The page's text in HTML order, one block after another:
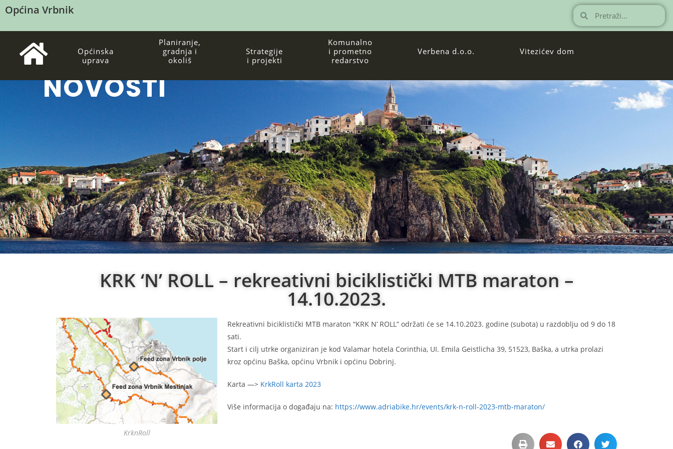
Općina Vrbnik
Općinska
uprava
Planiranje,
gradnja i
okoliš
Strategije
i projekti
Komunalno
i prometno
redarstvo
Verbena d.o.o. Vitezićev dom
NOVOSTI
KRK ‘N’ ROLL – rekreativni biciklistički MTB maraton –
14.10.2023.
KrknRoll
Rekreativni biciklistički MTB maraton “KRK N’ ROLL” održati će se 14.10.2023. godine (subota) u razdoblju od 9 do 18
sati.
Start i cilj utrke organiziran je kod Valamar hotela Corinthia, UI. Emila Geistlicha 39, 51523, Baška, a utrka prolazi
kroz općinu Baška, općinu Vrbnik i općinu Dobrinj.
Karta —> KrkRoll karta 2023
Više informacija o događaju na: https://www.adriabike.hr/events/krk-n-roll-2023-mtb-maraton/